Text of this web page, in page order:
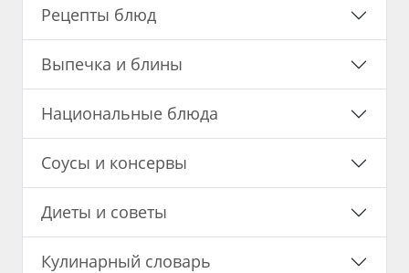
Рецепты блюд
Выпечка и блины
Национальные блюда
Соусы и консервы
Диеты и советы
Кулинарный словарь